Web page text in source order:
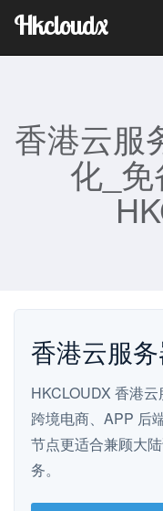
Hkcloudx
香港云服
化_
香港云服
HKCLOUDX 香港云
跨境电商、APP 后
节点更适合兼顾大
务。